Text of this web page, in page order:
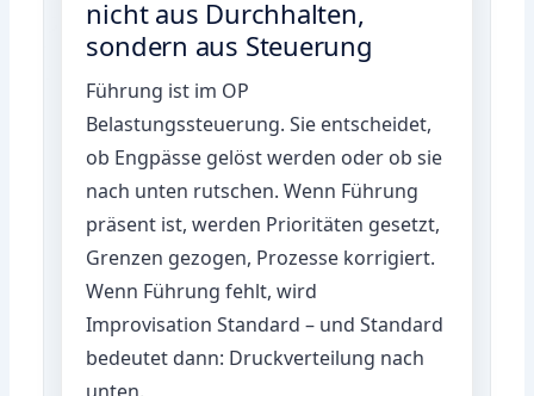
nicht aus Durchhalten,
sondern aus Steuerung
Führung ist im OP
Belastungssteuerung. Sie entscheidet,
ob Engpässe gelöst werden oder ob sie
nach unten rutschen. Wenn Führung
präsent ist, werden Prioritäten gesetzt,
Grenzen gezogen, Prozesse korrigiert.
Wenn Führung fehlt, wird
Improvisation Standard – und Standard
bedeutet dann: Druckverteilung nach
unten.